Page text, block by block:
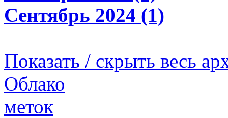
Сентябрь 2024 (1)
Показать / скрыть весь
Облако
меток